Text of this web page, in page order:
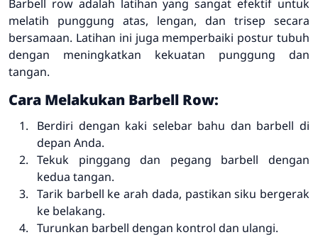
Barbell row adalah latihan yang sangat efektif untuk
melatih punggung atas, lengan, dan trisep secara
bersamaan. Latihan ini juga memperbaiki postur tubuh
dengan meningkatkan kekuatan punggung dan
tangan.
Cara Melakukan Barbell Row:
Berdiri dengan kaki selebar bahu dan barbell di
depan Anda.
Tekuk pinggang dan pegang barbell dengan
kedua tangan.
Tarik barbell ke arah dada, pastikan siku bergerak
ke belakang.
Turunkan barbell dengan kontrol dan ulangi.